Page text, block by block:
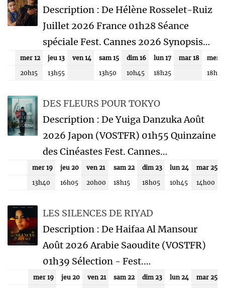
Description : De Hélène Rosselet-Ruiz
Juillet 2026 France 01h28 Séance
spéciale Fest. Cannes 2026 Synopsis…
mer 12 jeu 13 ven 14 sam 15 dim 16 lun 17 mar 18
mer
20h15
13h55 13h50 10h45 18h25 18h40
DES FLEURS POUR TOKYO
Description : De Yuiga Danzuka Août
2026 Japon (VOSTFR) 01h55 Quinzaine
des Cinéastes Fest. Cannes…
mer 19 jeu 20 ven 21 sam 22 dim 23 lun 24
mar 25
13h40
16h05 20h00 18h15 18h05 10h45 14h00
LES SILENCES DE RIYAD
Description : De Haifaa Al Mansour
Août 2026 Arabie Saoudite (VOSTFR)
01h39 Sélection - Fest.…
mer 19 jeu 20 ven 21 sam 22 dim 23 lun 24 mar 25